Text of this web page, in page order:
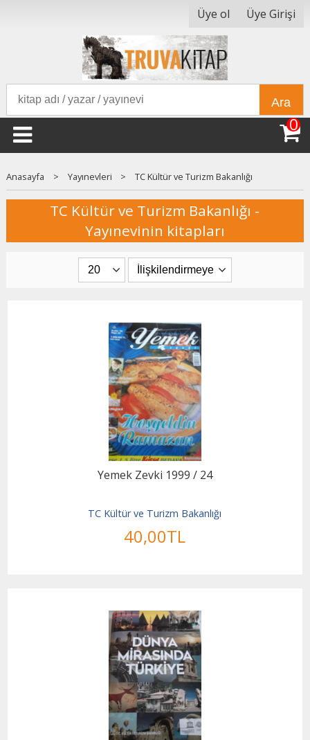
Üye ol Üye Girişi
Ara
0
Anasayfa > Yayınevleri > TC Kültür ve Turizm Bakanlığı
TC Kültür ve Turizm Bakanlığı -
Yayınevinin kitapları
Yemek Zevki 1999 / 24
TC Kültür ve Turizm Bakanlığı
40,00TL